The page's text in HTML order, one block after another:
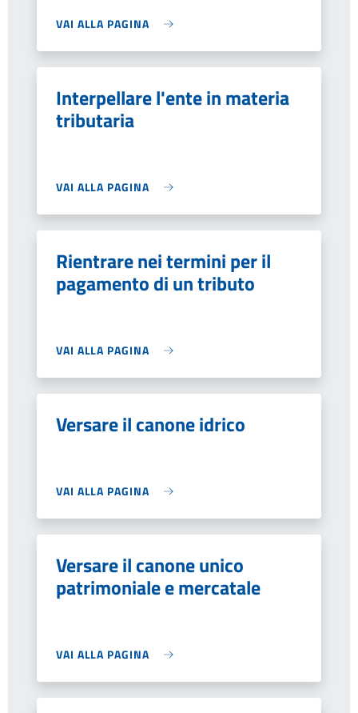
VAI ALLA PAGINA
Interpellare l'ente in materia
tributaria
VAI ALLA PAGINA
Rientrare nei termini per il
pagamento di un tributo
VAI ALLA PAGINA
Versare il canone idrico
VAI ALLA PAGINA
Versare il canone unico
patrimoniale e mercatale
VAI ALLA PAGINA